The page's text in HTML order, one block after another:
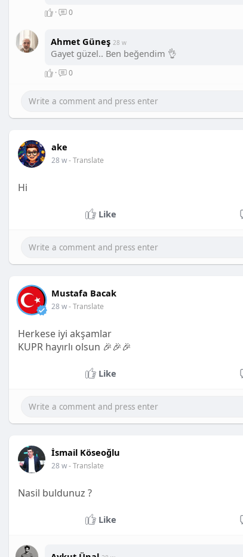
· 0
Ahmet Güneş 28 w
Gayet güzel.. Ben beğendim 👌
· 0
ake
28 w- Translate
Hi
Like
Mustafa Bacak
28 w- Translate
Herkese iyi akşamlar
KUPR hayırlı olsun 🎉🎉🎉
Like
İsmail Köseoğlu
28 w- Translate
Nasil buldunuz ?
Like